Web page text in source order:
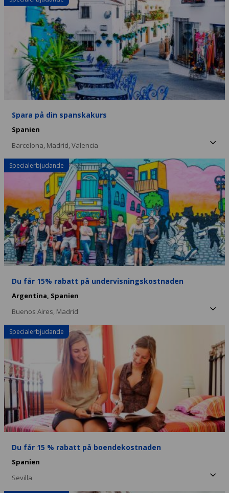
Spara på din spanskakurs
Spanien
Barcelona, Madrid,Valencia
Specialerbjudande
Du får 15% rabatt på undervisningskostnaden
Argentina, Spanien
Buenos Aires, Madrid
Specialerbjudande
Du får 15 % rabatt på boendekostnaden
Spanien
Sevilla